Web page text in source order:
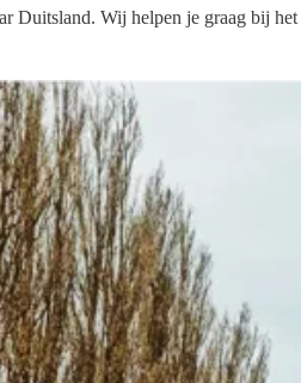
Duitsland. Wij helpen je graag bij